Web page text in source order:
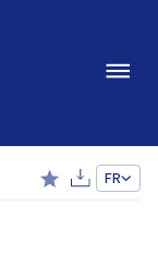
FR